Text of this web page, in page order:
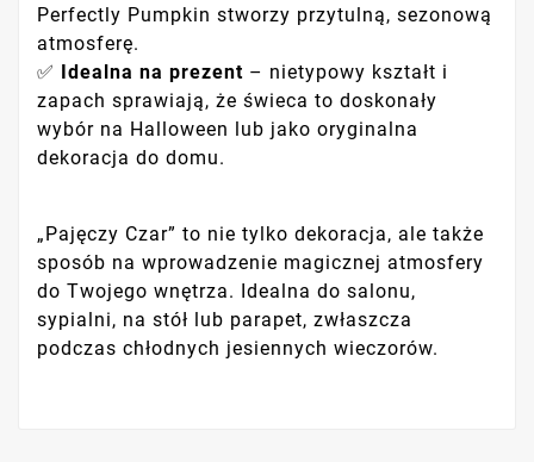
Perfectly Pumpkin stworzy przytulną, sezonową
atmosferę.
✅
Idealna na prezent – nietypowy kształt i
zapach sprawiają, że świeca to doskonały
wybór na Halloween lub jako oryginalna
dekoracja do domu.
„Pajęczy Czar” to nie tylko dekoracja, ale także
sposób na wprowadzenie magicznej atmosfery
do Twojego wnętrza. Idealna do salonu,
sypialni, na stół lub parapet, zwłaszcza
podczas chłodnych jesiennych wieczorów.